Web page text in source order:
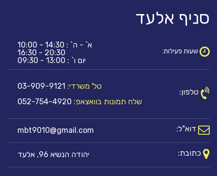
סניף אלעד
שעות פעילות:
א` - ה` : 14:30 - 10:00
20:30 - 16:30
יום ו` : 13:00 - 09:30
טלפון:
טל' משרדי: 03-909-9121
שלח תמונות בוואצאפ: 052-754-4920
דוא"ל: mbt9010@gmail.com
כתובת: יהודה הנשיא 96, אלעד